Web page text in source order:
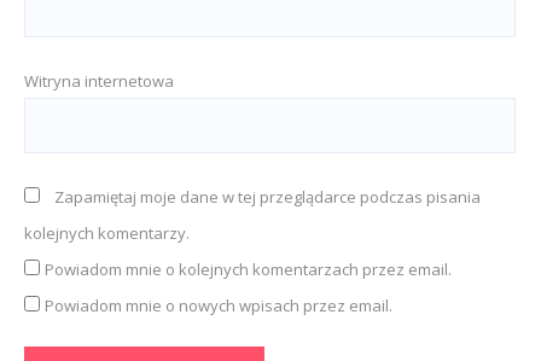
Witryna internetowa
Zapamiętaj moje dane w tej przeglądarce podczas pisania
kolejnych komentarzy.
Powiadom mnie o kolejnych komentarzach przez email.
Powiadom mnie o nowych wpisach przez email.